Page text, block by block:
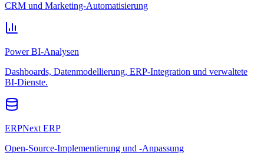
CRM und Marketing-Automatisierung
Power BI-Analysen
Dashboards, Datenmodellierung, ERP-Integration und verwaltete
BI-Dienste.
ERPNext ERP
Open-Source-Implementierung und -Anpassung